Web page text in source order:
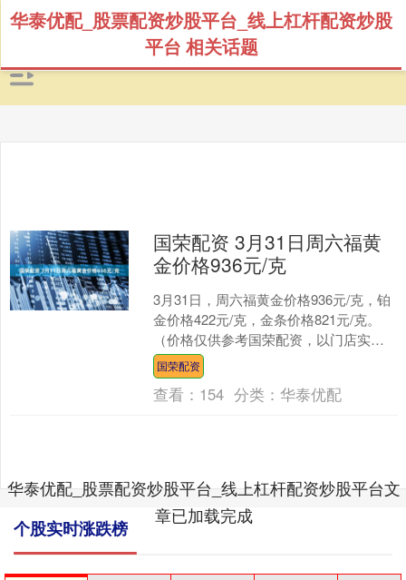
华泰优配_股票配资炒股平台_线上杠杆配资炒股
平台 相关话题
国荣配资 3月31日周六福黄
金价格936元/克
3月31日，周六福黄金价格936元/克，铂
金价格422元/克，金条价格821元/克。
（价格仅供参考国荣配资，以门店实际
为准）同日上海黄金交易所现货黄金
AU999....
国荣配资
查看： 154 分类：华泰优配
华泰优配_股票配资炒股平台_线上杠杆配资炒股平台文
章已加载完成
个股实时涨跌榜